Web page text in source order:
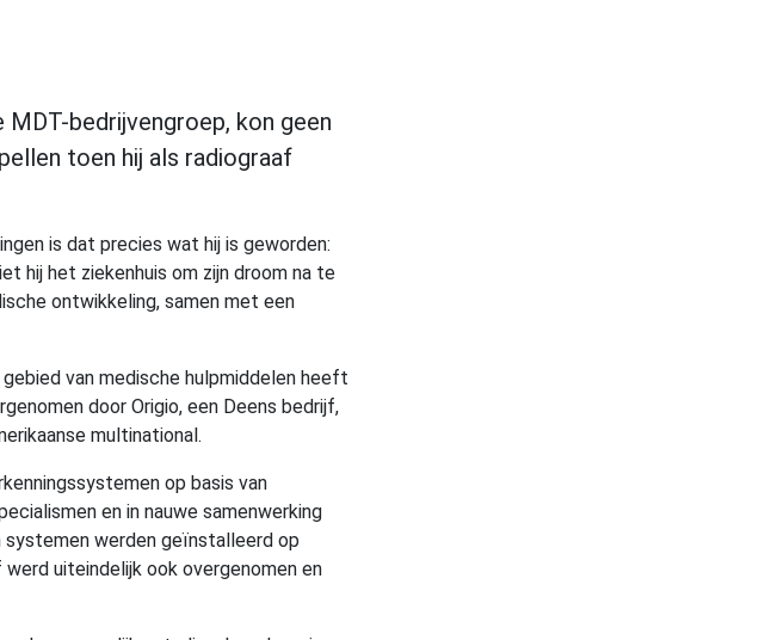
MDT-bedrijvengroep, kon geen
toen hij als radiograaf
is dat precies wat hij is geworden:
hij het ziekenhuis om zijn droom na te
ontwikkeling, samen met een
van medische hulpmiddelen heeft
door Origio, een Deens bedrijf,
multinational.
op basis van
en in nauwe samenwerking
systemen werden geïnstalleerd op
uiteindelijk ook overgenomen en